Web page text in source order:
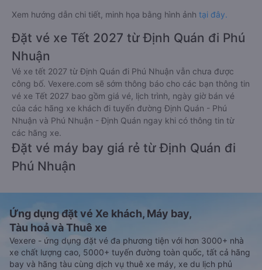
Xem hướng dẫn chi tiết, minh họa bằng hình ảnh tại đây.
Đặt vé xe Tết 2027 từ Định Quán đi Phú
Nhuận
Vé xe tết 2027 từ Định Quán đi Phú Nhuận vẫn chưa được
công bố. Vexere.com sẽ sớm thông báo cho các bạn thông tin
vé xe Tết 2027 bao gồm giá vé, lịch trình, ngày giờ bán vé
của các hãng xe khách đi tuyến đường Định Quán - Phú
Nhuận và Phú Nhuận - Định Quán ngay khi có thông tin từ
các hãng xe.
Đặt vé máy bay giá rẻ từ Định Quán đi
Phú Nhuận
Ứng dụng đặt vé Xe khách, Máy bay,
Tàu hoả và Thuê xe
Vexere - ứng dụng đặt vé đa phương tiện với hơn 3000+ nhà
xe chất lượng cao, 5000+ tuyến đường toàn quốc, tất cả hãng
bay và hãng tàu cùng dịch vụ thuê xe máy, xe du lịch phủ